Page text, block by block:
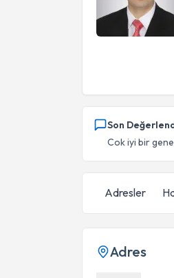
Son
Cok iyi bir
Adresler
Adres